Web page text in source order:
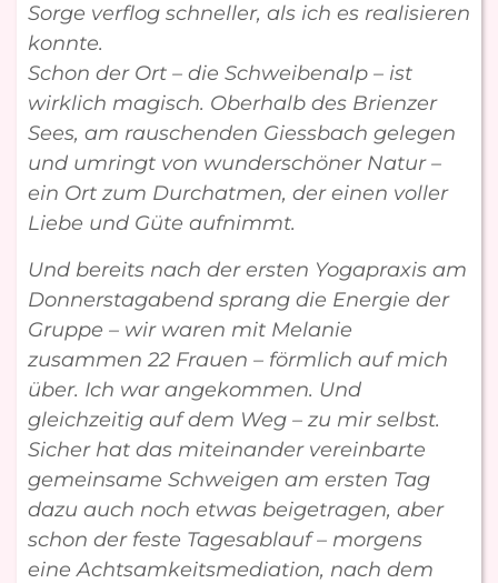
Sorge verflog schneller, als ich es realisieren
konnte.
Schon der Ort – die Schweibenalp – ist
wirklich magisch. Oberhalb des Brienzer
Sees, am rauschenden Giessbach gelegen
und umringt von wunderschöner Natur –
ein Ort zum Durchatmen, der einen voller
Liebe und Güte aufnimmt.
Und bereits nach der ersten Yogapraxis am
Donnerstagabend sprang die Energie der
Gruppe – wir waren mit Melanie
zusammen 22 Frauen – förmlich auf mich
über. Ich war angekommen. Und
gleichzeitig auf dem Weg – zu mir selbst.
Sicher hat das miteinander vereinbarte
gemeinsame Schweigen am ersten Tag
dazu auch noch etwas beigetragen, aber
schon der feste Tagesablauf – morgens
eine Achtsamkeitsmediation, nach dem